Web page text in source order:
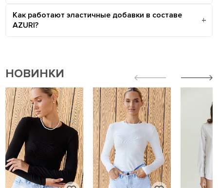
Как работают эластичные добавки в составе
AZURI?
НОВИНКИ